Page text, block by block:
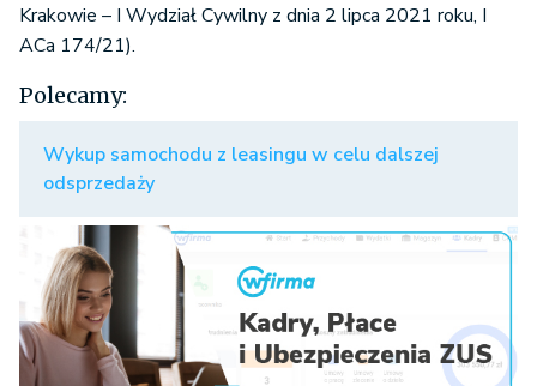
Krakowie – I Wydział Cywilny z dnia 2 lipca 2021 roku, I
ACa 174/21).
Polecamy:
Wykup samochodu z leasingu w celu dalszej
odsprzedaży